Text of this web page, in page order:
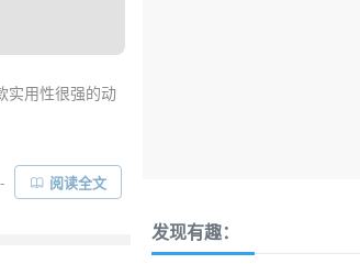
实用性很强的动
手都能使用它制
还很不错，制作
- 阅读全文
发现有趣：